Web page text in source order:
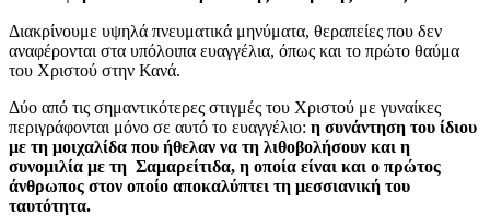
Διακρίνουμε υψηλά πνευματικά μηνύματα, θεραπείες που δεν
αναφέρονται στα υπόλοιπα ευαγγέλια, όπως και το πρώτο θαύμα
του Χριστού στην Κανά.
Δύο από τις σημαντικότερες στιγμές του Χριστού με γυναίκες
περιγράφονται μόνο σε αυτό το ευαγγέλιο: η συνάντηση του ίδιου
με τη μοιχαλίδα που ήθελαν να τη λιθοβολήσουν και η
συνομιλία με τη Σαμαρείτιδα, η οποία είναι και ο πρώτος
άνθρωπος στον οποίο αποκαλύπτει τη μεσσιανική του
ταυτότητα.